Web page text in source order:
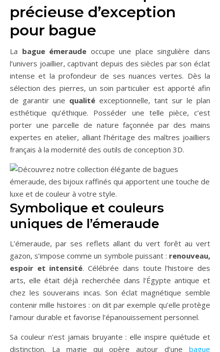
précieuse d’exception
pour bague
La bague émeraude occupe une place singulière dans
l’univers joaillier, captivant depuis des siècles par son éclat
intense et la profondeur de ses nuances vertes. Dès la
sélection des pierres, un soin particulier est apporté afin
de garantir une qualité exceptionnelle, tant sur le plan
esthétique qu’éthique. Posséder une telle pièce, c’est
porter une parcelle de nature façonnée par des mains
expertes en atelier, alliant l’héritage des maîtres joailliers
français à la modernité des outils de conception 3D.
Symbolique et couleurs
uniques de l’émeraude
L’émeraude, par ses reflets allant du vert forêt au vert
gazon, s’impose comme un symbole puissant : renouveau,
espoir et intensité. Célébrée dans toute l’histoire des
arts, elle était déjà recherchée dans l’Égypte antique et
chez les souverains incas. Son éclat magnétique semble
contenir mille histoires : on dit par exemple qu’elle protège
l’amour durable et favorise l’épanouissement personnel.
Sa couleur n’est jamais bruyante : elle inspire quiétude et
distinction. La magie qui opère autour d’une bague